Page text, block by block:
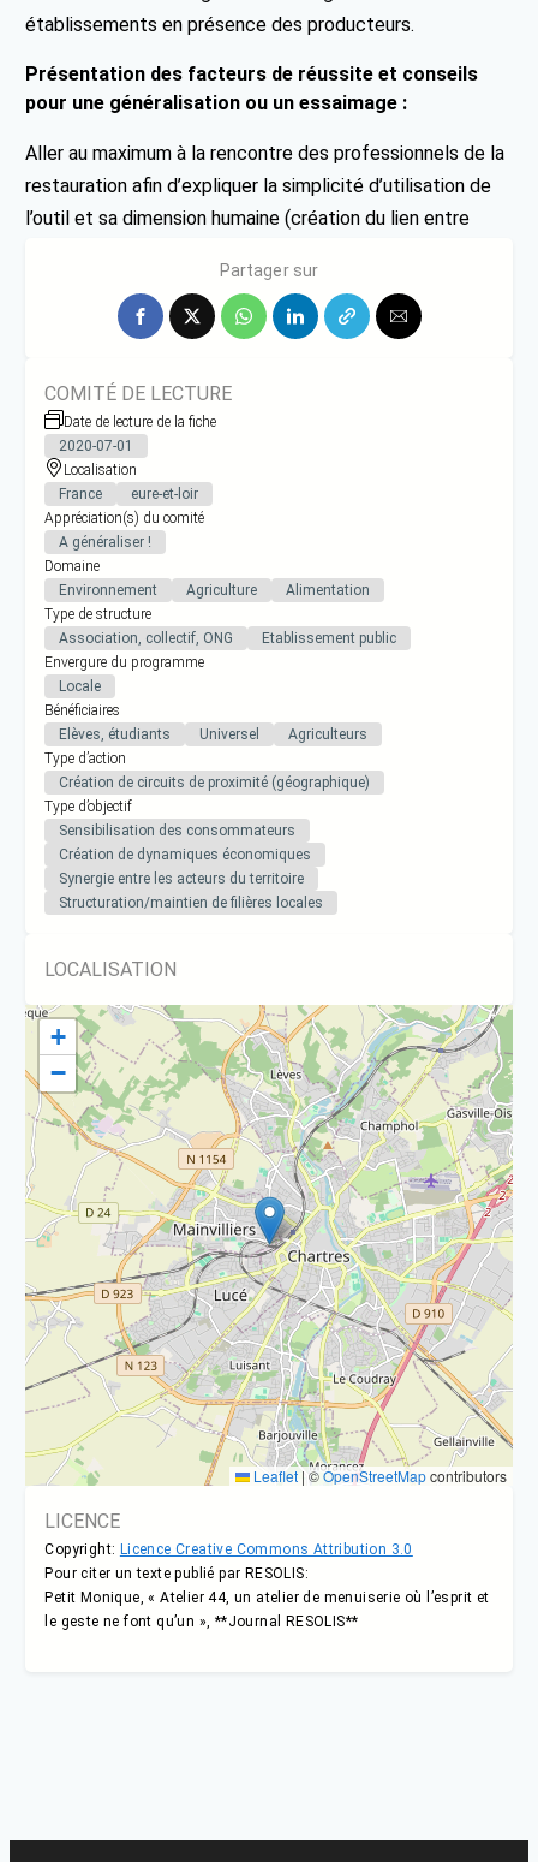
établissements en présence des producteurs.
Présentation des facteurs de réussite et conseils
pour une généralisation ou un essaimage :
Aller au maximum à la rencontre des professionnels de la
restauration afin d’expliquer la simplicité d’utilisation de
l’outil et sa dimension humaine (création du lien entre
Partager sur
COMITÉ DE LECTURE
Date de lecture de la fiche
2020-07-01
Localisation
France
eure-et-loir
Appréciation(s) du comité
A généraliser !
Domaine
Environnement
Agriculture
Alimentation
Type de structure
Association, collectif, ONG
Etablissement public
Envergure du programme
Locale
Bénéficiaires
Elèves, étudiants
Universel
Agriculteurs
Type d’action
Création de circuits de proximité (géographique)
Type d’objectif
Sensibilisation des consommateurs
Création de dynamiques économiques
Synergie entre les acteurs du territoire
Structuration/maintien de filières locales
LOCALISATION
+
−
Leaflet | ©OpenStreetMapcontributors
LICENCE
Copyright: Licence Creative Commons Attribution 3.0
Pour citer un texte publié par RESOLIS:
Petit Monique, « Atelier 44, un atelier de menuiserie où l’esprit et
le geste ne font qu’un », **Journal RESOLIS**